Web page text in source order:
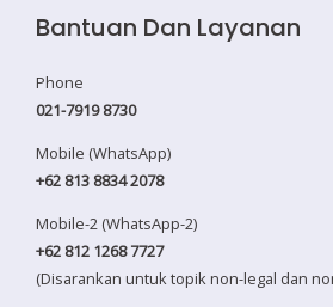
Bantuan Dan Layanan
Phone
021-7919 8730
Mobile (WhatsApp)
+62 813 8834 2078
Mobile-2 (WhatsApp-2)
+62 812 1268 7727
(Disarankan untuk topik non-legal dan